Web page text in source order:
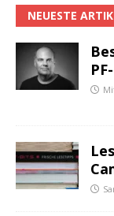
NEUESTE